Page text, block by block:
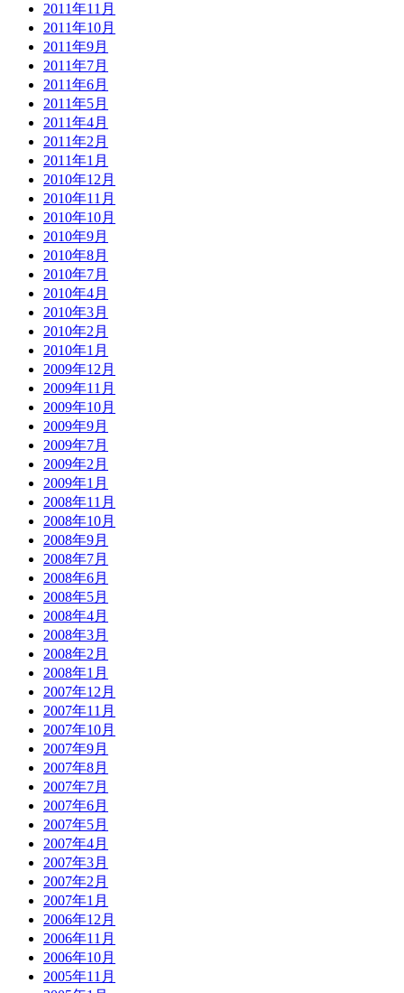
2011年11月
2011年10月
2011年9月
2011年7月
2011年6月
2011年5月
2011年4月
2011年2月
2011年1月
2010年12月
2010年11月
2010年10月
2010年9月
2010年8月
2010年7月
2010年4月
2010年3月
2010年2月
2010年1月
2009年12月
2009年11月
2009年10月
2009年9月
2009年7月
2009年2月
2009年1月
2008年11月
2008年10月
2008年9月
2008年7月
2008年6月
2008年5月
2008年4月
2008年3月
2008年2月
2008年1月
2007年12月
2007年11月
2007年10月
2007年9月
2007年8月
2007年7月
2007年6月
2007年5月
2007年4月
2007年3月
2007年2月
2007年1月
2006年12月
2006年11月
2006年10月
2005年11月